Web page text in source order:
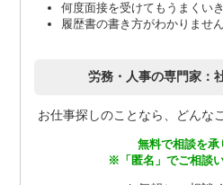
何度面接を受けてもうまくい
履歴書の書き方がわかりません
労務・人事の専門家：
お仕事探しのことなら、どんな
無料で相談を承
※「匿名」でご相談い